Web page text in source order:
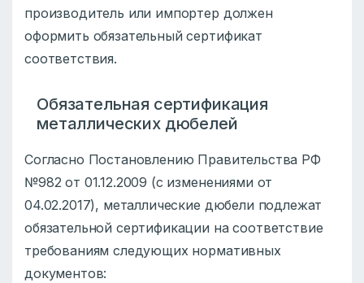
производитель или импортер должен
оформить обязательный сертификат
соответствия.
Обязательная сертификация
металлических дюбелей
Согласно Постановлению Правительства РФ
№982 от 01.12.2009 (с изменениями от
04.02.2017), металлические дюбели подлежат
обязательной сертификации на соответствие
требованиям следующих нормативных
документов: